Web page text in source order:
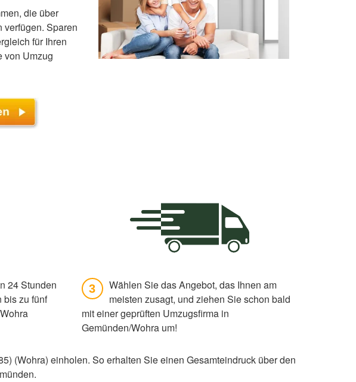
die über
verfügen. Sparen
für Ihren
von Umzug
24 Stunden
bis zu fünf
3
Wählen Sie das Angebot, das Ihnen am
meisten zusagt, und ziehen Sie schon bald
mit einer geprüften Umzugsfirma in
Gemünden/Wohra um!
(Wohra) einholen. So erhalten Sie einen Gesamteindruck über den